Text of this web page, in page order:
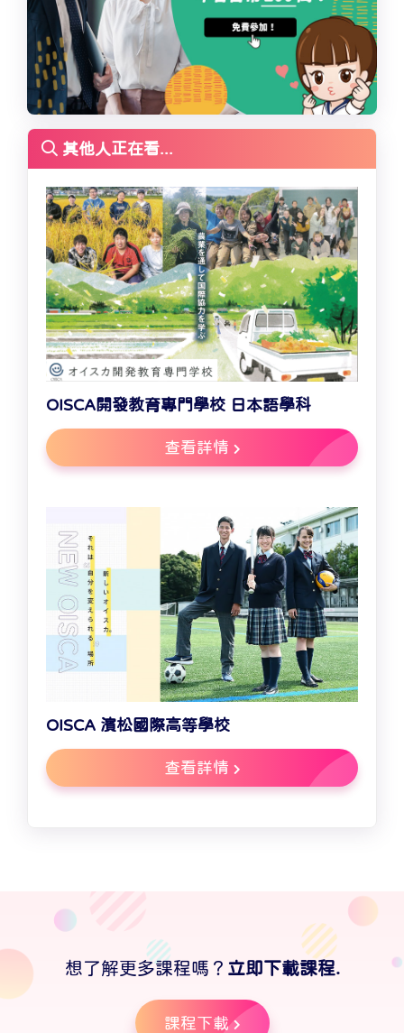
其他人正在看...
OISCA開發教育專門學校 日本語學科
查看詳情
OISCA 濱松國際高等學校
查看詳情
想了解更多課程嗎？ 立即下載課程.
課程下載